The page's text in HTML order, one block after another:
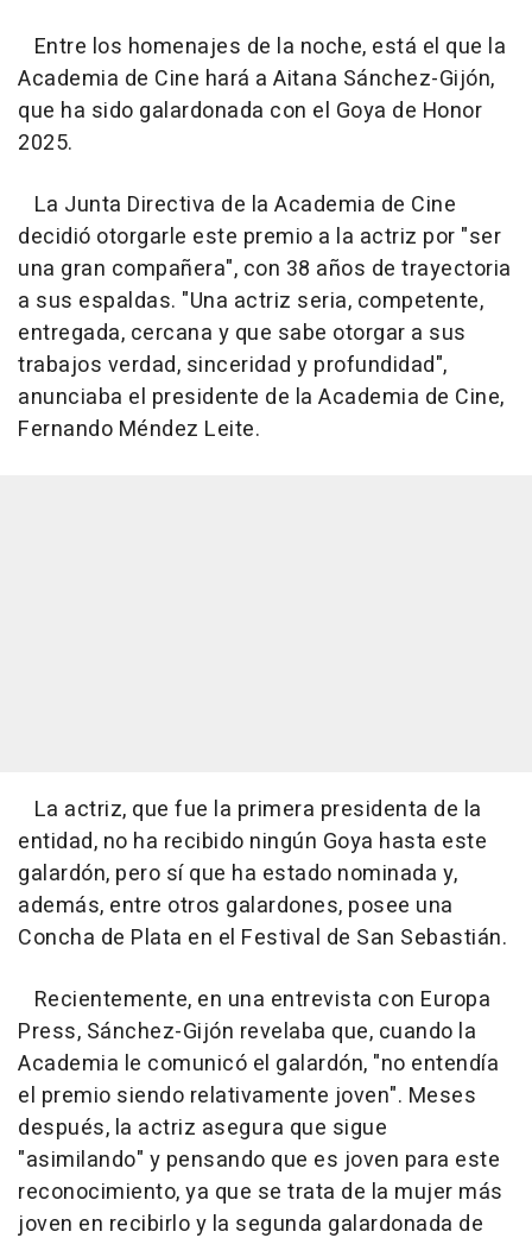
Entre los homenajes de la noche, está el que la
Academia de Cine hará a Aitana Sánchez-Gijón,
que ha sido galardonada con el Goya de Honor
2025.
La Junta Directiva de la Academia de Cine
decidió otorgarle este premio a la actriz por "ser
una gran compañera", con 38 años de trayectoria
a sus espaldas. "Una actriz seria, competente,
entregada, cercana y que sabe otorgar a sus
trabajos verdad, sinceridad y profundidad",
anunciaba el presidente de la Academia de Cine,
Fernando Méndez Leite.
La actriz, que fue la primera presidenta de la
entidad, no ha recibido ningún Goya hasta este
galardón, pero sí que ha estado nominada y,
además, entre otros galardones, posee una
Concha de Plata en el Festival de San Sebastián.
Recientemente, en una entrevista con Europa
Press, Sánchez-Gijón revelaba que, cuando la
Academia le comunicó el galardón, "no entendía
el premio siendo relativamente joven". Meses
después, la actriz asegura que sigue
"asimilando" y pensando que es joven para este
reconocimiento, ya que se trata de la mujer más
joven en recibirlo y la segunda galardonada de